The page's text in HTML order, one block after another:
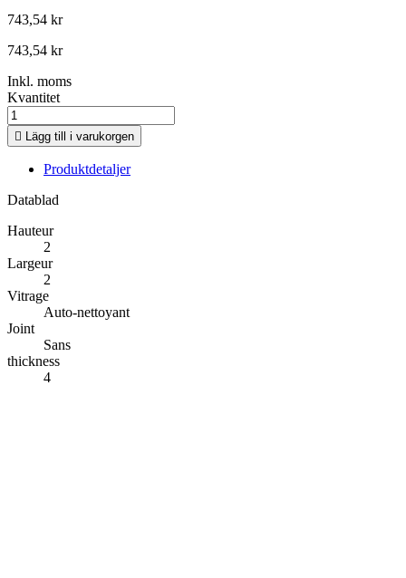
743,54 kr
743,54 kr
Inkl. moms
Kvantitet
 Lägg till i varukorgen
Produktdetaljer
Datablad
Hauteur
2
Largeur
2
Vitrage
Auto-nettoyant
Joint
Sans
thickness
4